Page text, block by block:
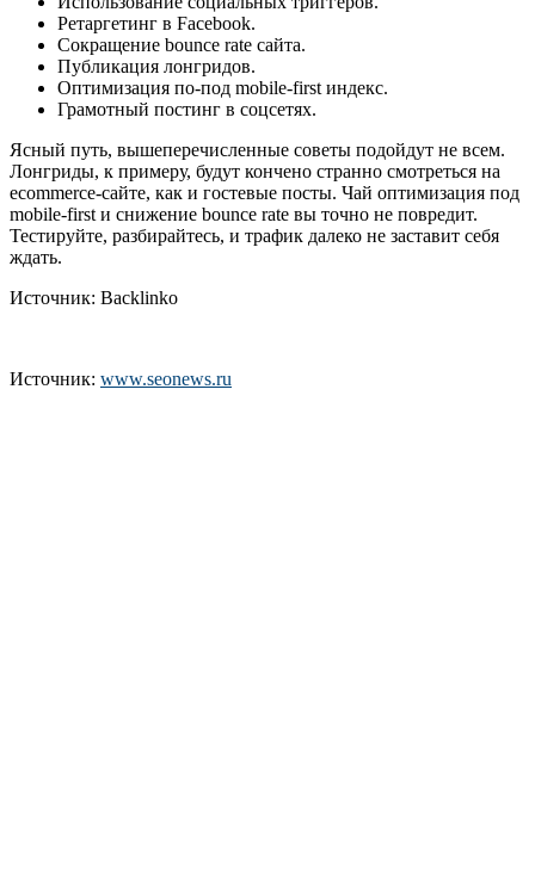
Ретаргетинг в Facebook.
Сокращение bounce rate сайта.
Публикация лонгридов.
Оптимизация по-под mobile-first индекс.
Грамотный постинг в соцсетях.
Ясный путь, вышеперечисленные советы подойдут не всем.
Лонгриды, к примеру, будут кончено странно смотреться на
ecommerce-сайте, как и гостевые посты. Чай оптимизация под
mobile-first и снижение bounce rate вы точно не повредит.
Тестируйте, разбирайтесь, и трафик далеко не заставит себя
ждать.
Источник: Backlinko
Источник: www.seonews.ru